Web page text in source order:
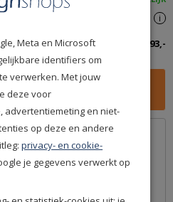
i
Totaalbedrag inclusief btw: 193,-
met
is mogelijk
ons lidmaatschap van Q-
Meta en Microsoft
identifiers om
verwerken. Met jouw
deze voor
en niet-
op deze en andere
privacy- en cookie-
je gegevens verwerkt op